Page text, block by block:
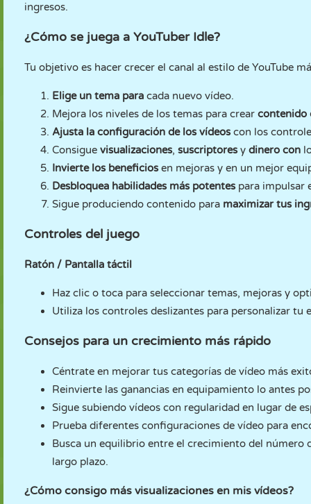
ingresos.
¿Cómo se juega a YouTuber Idle?
Tu objetivo es hacer crecer el canal al estilo de YouTube
Elige un tema para cada nuevo vídeo.
Mejora los niveles de los temas para crear contenido
Ajusta la configuración de los vídeoscon los
Consigue visualizaciones, suscriptoresy dinero con
Invierte los beneficiosen mejoras y en un mejor
Desbloquea habilidades más potentespara impulsar
Sigue produciendo contenido para maximizar tus
Controles del juego
Ratón / Pantalla táctil
Haz clic o toca para seleccionar temas, mejoras y
Utiliza los controles deslizantes para personalizar tu
Consejos para un crecimiento más rápido
Céntrate en mejorar tus categorías de vídeo más
Reinvierte las ganancias en equipamiento lo antes
Sigue subiendo vídeos con regularidad en lugar de
Prueba diferentes configuraciones de vídeo para
Busca un equilibrio entre el crecimiento del número
largo plazo.
¿Cómo consigo más visualizaciones en mis vídeos?